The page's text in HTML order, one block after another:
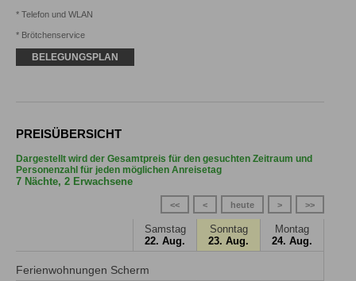
* Telefon und WLAN
* Brötchenservice
BELEGUNGSPLAN
PREISÜBERSICHT
Dargestellt wird der Gesamtpreis für den gesuchten Zeitraum und
Personenzahl für jeden möglichen Anreisetag
7 Nächte, 2 Erwachsene
>>
>
heute
<
<<
Samstag
22. Aug.
Sonntag
23. Aug.
Montag
24. Aug.
Ferienwohnungen Scherm